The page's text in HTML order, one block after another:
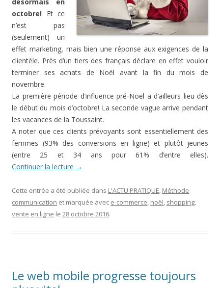
octobre! Et ce
n’est pas
(seulement) un
effet marketing, mais bien une réponse aux exigences de la
clientèle. Près d’un tiers des français déclare en effet vouloir
terminer ses achats de Noël avant la fin du mois de
novembre.
La première période d’influence pré-Noël a d’ailleurs lieu dès
le début du mois d’octobre! La seconde vague arrive pendant
les vacances de la Toussaint.
A noter que ces clients prévoyants sont essentiellement des
femmes (93% des conversions en ligne) et plutôt jeunes
(entre 25 et 34 ans pour 61% d’entre elles).
Continuer la lecture →
Cette entrée a été publiée dans L'ACTU PRATIQUE, Méthode
communication et marquée avec e-commerce, noël, shopping,
vente en ligne le 28 octobre 2016.
Le web mobile progresse toujours